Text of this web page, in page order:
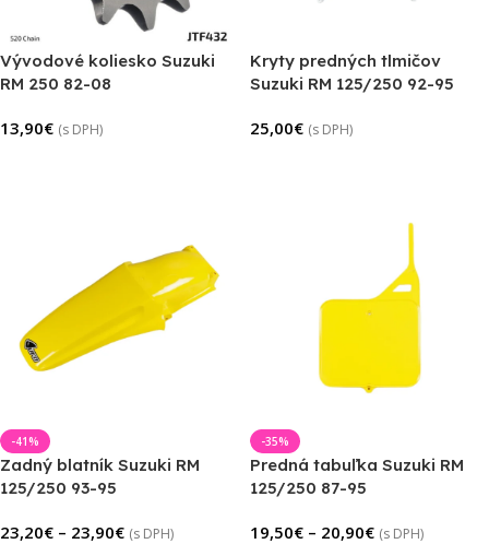
Vývodové koliesko Suzuki
RM 250 82-08
13,90€ (s DPH)
Kryty predných tlmičov
Suzuki RM 125/250 92-95
25,00€ (s DPH)
-41%
Zadný blatník Suzuki RM
125/250 93-95
23,20€ – 23,90€ (s DPH)
-35%
Predná tabuľka Suzuki RM
125/250 87-95
19,50€ – 20,90€ (s DPH)